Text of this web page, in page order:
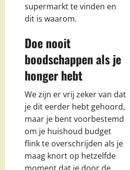
supermarkt te vinden en
dit is waarom.
Doe nooit
boodschappen als je
honger hebt
We zijn er vrij zeker van dat
je dit eerder hebt gehoord,
maar je bent voorbestemd
om je huishoud budget
flink te overschrijden als je
maag knort op hetzelfde
moment dat je door de